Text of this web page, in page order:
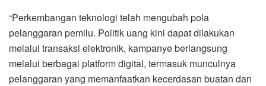
“Perkembangan teknologi telah mengubah pola
pelanggaran pemilu. Politik uang kini dapat dilakukan
melalui transaksi elektronik, kampanye berlangsung
melalui berbagai platform digital, termasuk munculnya
pelanggaran yang memanfaatkan kecerdasan buatan dan